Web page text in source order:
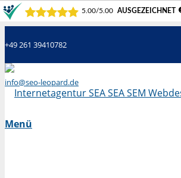
+49 261 39410782
info@seo-leopard.de
Menü